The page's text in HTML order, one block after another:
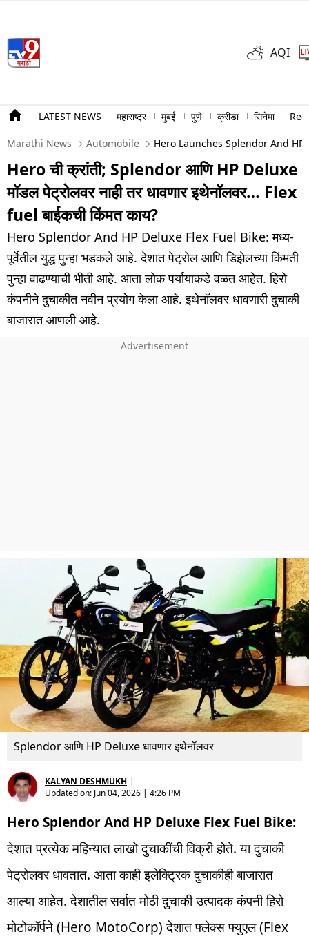
AQI
LATEST NEWS महाराष्ट्र मुंबई पुणे क्रीडा सिनेमा
Marathi News Automobile Hero Launches Splendor And
Hero ची क्रांती; Splendor आणि HP Deluxe
मॉडल पेट्रोलवर नाही तर धावणार इथेनॉलवर… Flex
fuel बाईकची किंमत काय?
Hero Splendor And HP Deluxe Flex Fuel Bike: मध्य-
पूर्वेतील युद्ध पुन्हा भडकले आहे. देशात पेट्रोल आणि डिझेलच्या किंमती
पुन्हा वाढण्याची भीती आहे. आता लोक पर्यायाकडे वळत आहेत. हिरो
कंपनीने दुचाकीत नवीन प्रयोग केला आहे. इथेनॉलवर धावणारी दुचाकी
बाजारात आणली आहे.
Splendor आणि HP Deluxe धावणार इथेनॉलवर
KALYAN DESHMUKH |
Updated on: Jun 04, 2026 | 4:26 PM
Hero Splendor And HP Deluxe Flex Fuel Bike:
देशात प्रत्येक महिन्यात लाखो दुचाकींची विक्री होते. या दुचाकी
पेट्रोलवर धावतात. आता काही इलेक्ट्रिक दुचाकीही बाजारात
आल्या आहेत. देशातील सर्वात मोठी दुचाकी उत्पादक कंपनी हिरो
मोटोकॉर्पने (Hero MotoCorp) देशात फ्लेक्स फ्युएल (Flex